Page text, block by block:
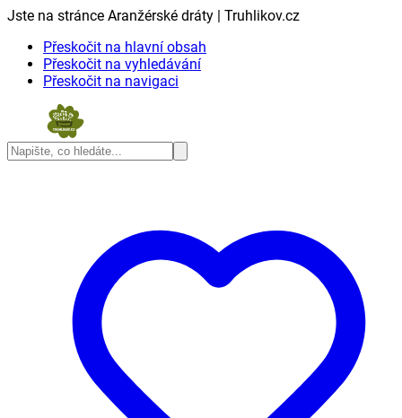
Jste na stránce Aranžérské dráty | Truhlikov.cz
Přeskočit na hlavní obsah
Přeskočit na vyhledávání
Přeskočit na navigaci